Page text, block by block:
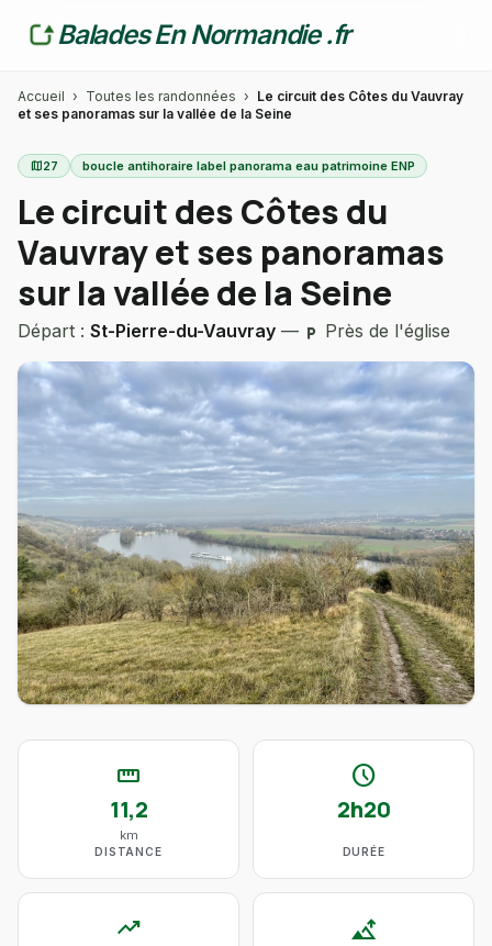
Balades En Normandie .fr
Accueil › Toutes les randonnées › Le circuit des Côtes du Vauvray
et ses panoramas sur la vallée de la Seine
map27 boucle antihoraire label panorama eau patrimoine ENP
Le circuit des Côtes du
Vauvray et ses panoramas
sur la vallée de la Seine
Départ : St-Pierre-du-Vauvray — local_parking Près de l'église
straighten
11,2
km
DISTANCE
schedule
2h20
DURÉE
trending_up altitude